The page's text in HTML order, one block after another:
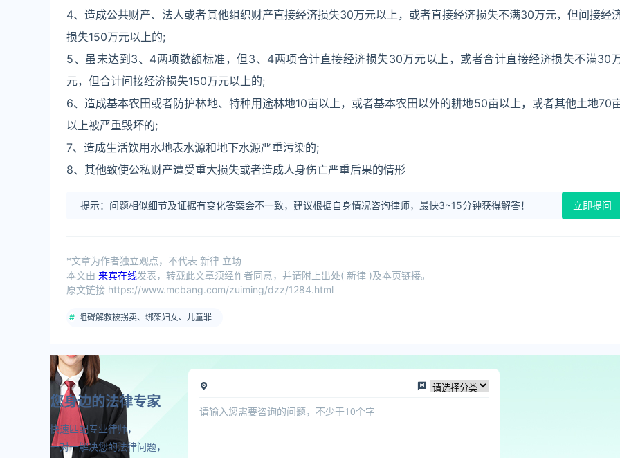
4、造成公共财产、法人或者其他组织财产直接经济损失30万元以上，或者直接经济损失不满30万元，但间接经
损失150万元以上的;
5、虽未达到3、4两项数额标准，但3、4两项合计直接经济损失30万元以上，或者合计直接经济损失不满30
元，但合计间接经济损失150万元以上的;
6、造成基本农田或者防护林地、特种用途林地10亩以上，或者基本农田以外的耕地50亩以上，或者其他土地70
以上被严重毁坏的;
7、造成生活饮用水地表水源和地下水源严重污染的;
8、其他致使公私财产遭受重大损失或者造成人身伤亡严重后果的情形
提示：问题相似细节及证据有变化答案会不一致，建议根据自身情况咨询律师，最快3~15分钟获得解答！ 立即提问
*文章为作者独立观点，不代表 新律 立场
本文由 来宾在线发表，转载此文章须经作者同意，并请附上出处( 新律 )及本页链接。
原文链接 https://www.mcbang.com/zuiming/dzz/1284.html
阻碍解救被拐卖、绑架妇女、儿童罪
您身边的法律专家
快速匹配专业律师，
一对一解决您的法律问题，